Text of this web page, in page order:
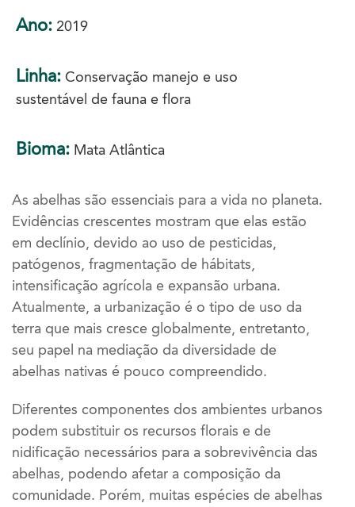
Ano: 2019
Linha: Conservação manejo e uso
sustentável de fauna e flora
Bioma: Mata Atlântica
As abelhas são essenciais para a vida no planeta.
Evidências crescentes mostram que elas estão
em declínio, devido ao uso de pesticidas,
patógenos, fragmentação de hábitats,
intensificação agrícola e expansão urbana.
Atualmente, a urbanização é o tipo de uso da
terra que mais cresce globalmente, entretanto,
seu papel na mediação da diversidade de
abelhas nativas é pouco compreendido.
Diferentes componentes dos ambientes urbanos
podem substituir os recursos florais e de
nidificação necessários para a sobrevivência das
abelhas, podendo afetar a composição da
comunidade. Porém, muitas espécies de abelhas